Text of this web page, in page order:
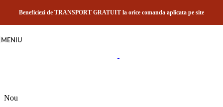
Skip to navigation Skip to main content
Beneficiezi de TRANSPORT GRATUIT la orice comanda aplicata pe site
MENIU
Nou